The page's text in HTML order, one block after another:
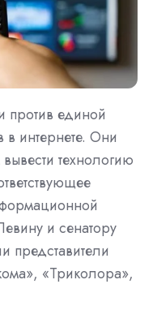
против единой
в интернете. Они
технологию
и сенатору
представители
«Триколора»,